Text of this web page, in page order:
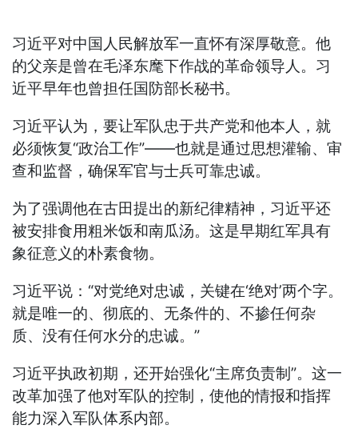
习近平对中国人民解放军一直怀有深厚敬意。他
的父亲是曾在毛泽东麾下作战的革命领导人。习
近平早年也曾担任国防部长秘书。
习近平认为，要让军队忠于共产党和他本人，就
必须恢复“政治工作”——也就是通过思想灌输、审
查和监督，确保军官与士兵可靠忠诚。
为了强调他在古田提出的新纪律精神，习近平还
被安排食用粗米饭和南瓜汤。这是早期红军具有
象征意义的朴素食物。
习近平说：“对党绝对忠诚，关键在‘绝对’两个字。
就是唯一的、彻底的、无条件的、不掺任何杂
质、没有任何水分的忠诚。”
习近平执政初期，还开始强化“主席负责制”。这一
改革加强了他对军队的控制，使他的情报和指挥
能力深入军队体系内部。